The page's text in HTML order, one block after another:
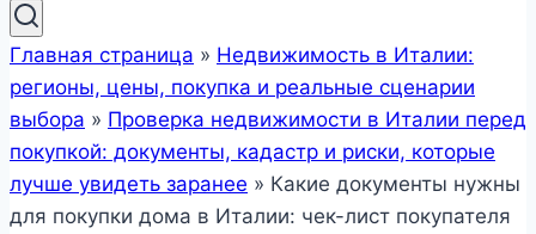
Главная страница » Недвижимость в Италии:
регионы, цены, покупка и реальные сценарии
выбора » Проверка недвижимости в Италии перед
покупкой: документы, кадастр и риски, которые
лучше увидеть заранее » Какие документы нужны
для покупки дома в Италии: чек-лист покупателя